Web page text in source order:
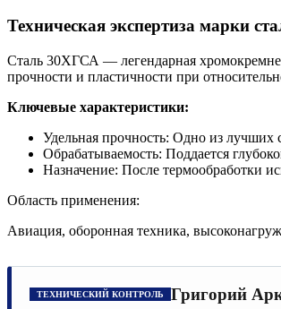
Техническая экспертиза марки
Сталь 30ХГСА — легендарная
прочности и пластичности при
Ключевые характеристики:
Удельная прочность: Одно из лучших
Обрабатываемость: Поддается
Назначение: После термообработки
Область применения:
Авиация, оборонная техника,
ТЕХНИЧЕСКИЙ КОНТРОЛЬ Григорий